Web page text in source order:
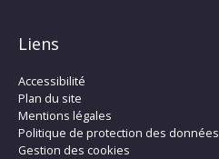
Liens
Accessibilité
Plan du site
Mentions légales
Politique de protection des données
Gestion des cookies